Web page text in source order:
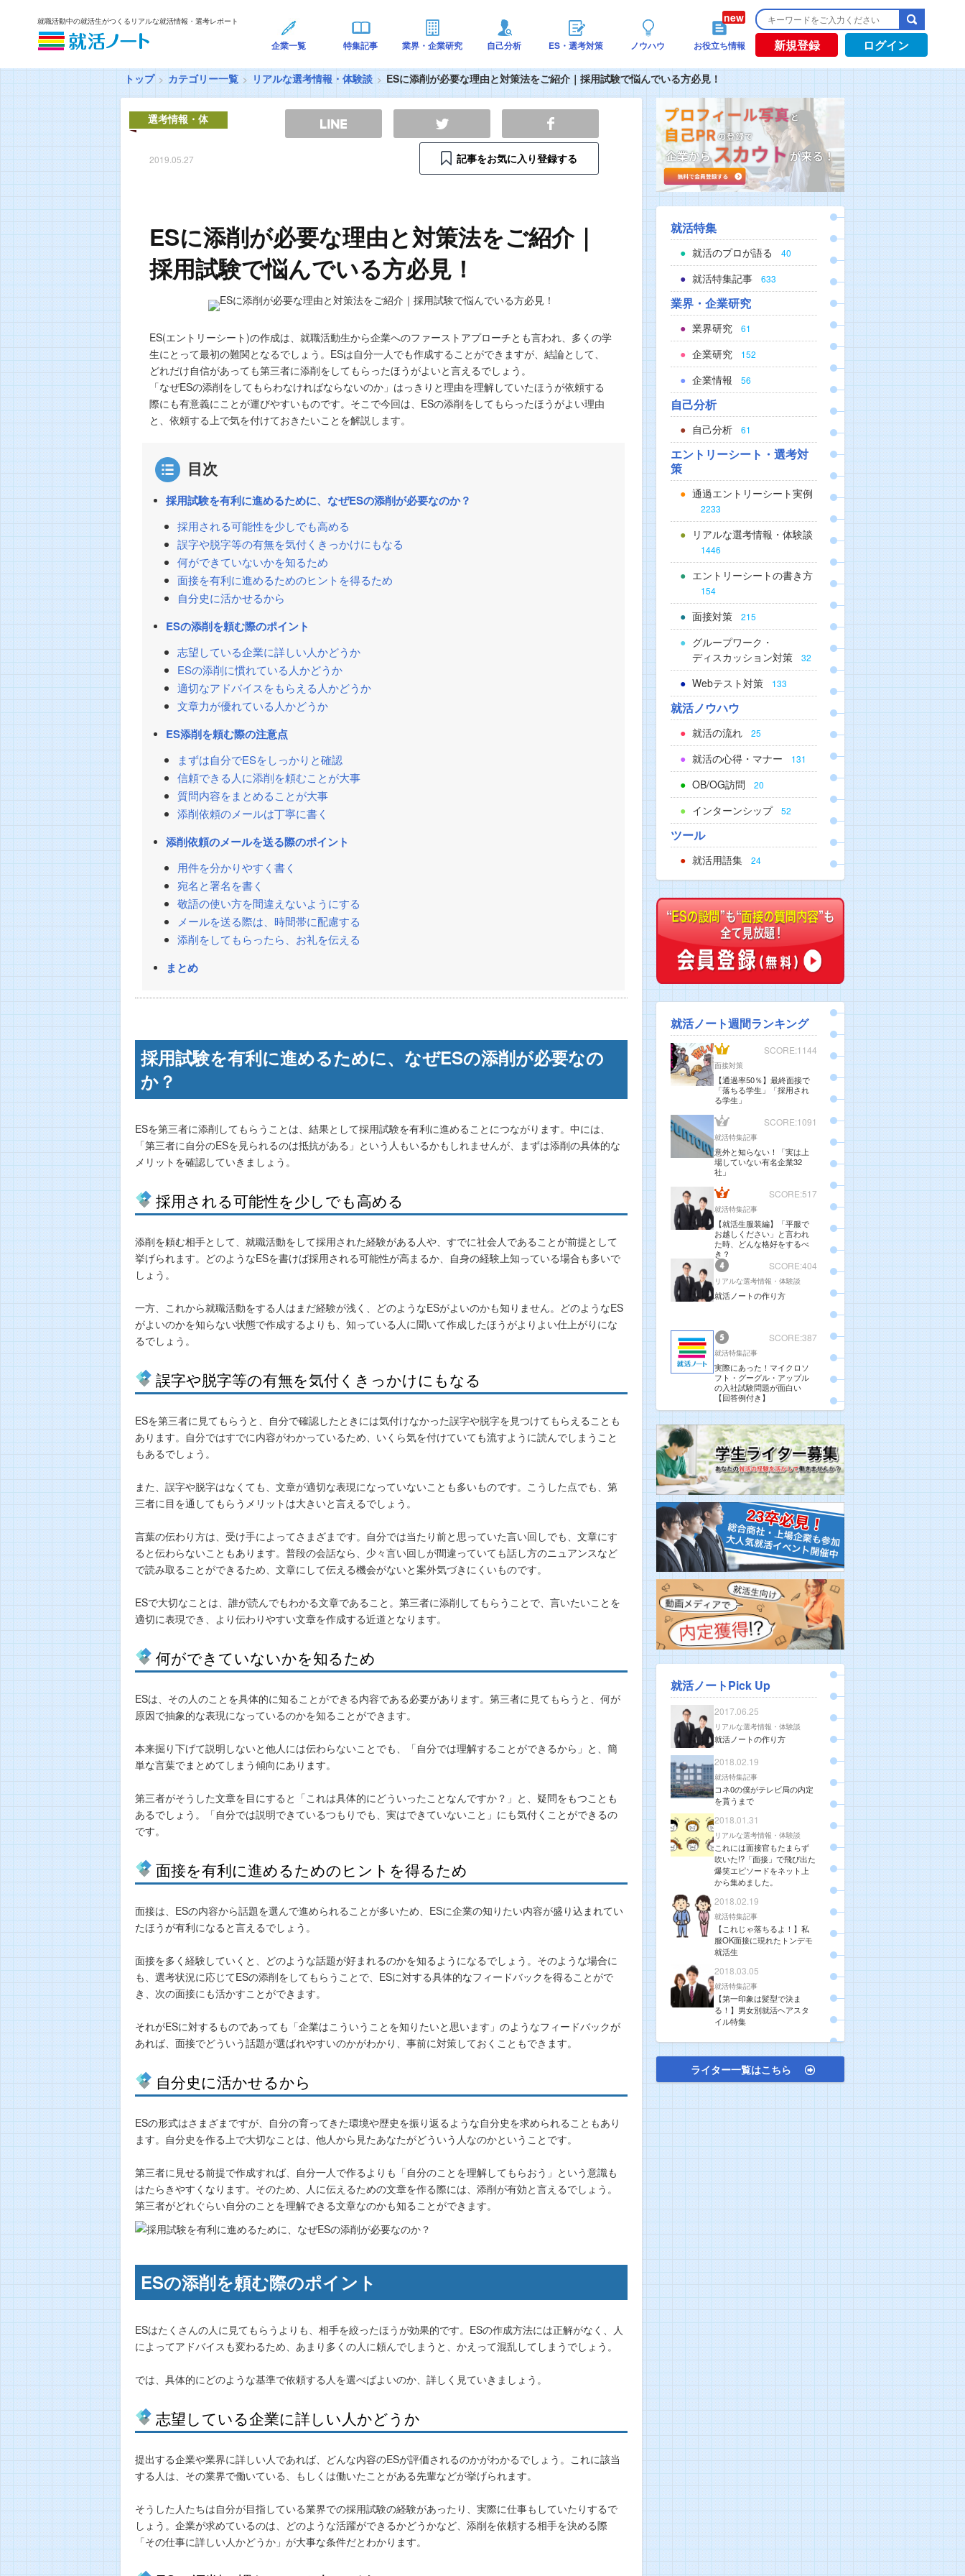
就職活動中の就活生がつくるリアルな就活情報・選考レポート
企業一覧 特集記事 業界・企業研究 自己分析 ES・選考対策 ノウハウ お役立ち情報 新規登録 ログイン
トップ カテゴリー一覧 リアルな選考情報・体験談 ESに添削が必要な理由と対策法をご紹介｜採用試験で悩んでいる方必見！
選考情報・体
2019.05.27 記事をお気に入り登録する
ESに添削が必要な理由と対策法をご紹介｜
採用試験で悩んでいる方必見！
ES(エントリーシート)の作成は、就職活動生から企業へのファーストアプローチとも言われ、多くの学
生にとって最初の難関となるでしょう。ESは自分一人でも作成することができますが、結論として、
どれだけ自信があっても第三者に添削をしてもらったほうがよいと言えるでしょう。
「なぜESの添削をしてもらわなければならないのか」はっきりと理由を理解していたほうが依頼する
際にも有意義にことが運びやすいものです。そこで今回は、ESの添削をしてもらったほうがよい理由
と、依頼する上で気を付けておきたいことを解説します。
目次
採用試験を有利に進めるために、なぜESの添削が必要なのか？
採用される可能性を少しでも高める
誤字や脱字等の有無を気付くきっかけにもなる
何ができていないかを知るため
面接を有利に進めるためのヒントを得るため
自分史に活かせるから
ESの添削を頼む際のポイント
志望している企業に詳しい人かどうか
ESの添削に慣れている人かどうか
適切なアドバイスをもらえる人かどうか
文章力が優れている人かどうか
ES添削を頼む際の注意点
まずは自分でESをしっかりと確認
信頼できる人に添削を頼むことが大事
質問内容をまとめることが大事
添削依頼のメールは丁寧に書く
添削依頼のメールを送る際のポイント
用件を分かりやすく書く
宛名と署名を書く
敬語の使い方を間違えないようにする
メールを送る際は、時間帯に配慮する
添削をしてもらったら、お礼を伝える
まとめ
採用試験を有利に進めるために、なぜESの添削が必要なの
か？
ESを第三者に添削してもらうことは、結果として採用試験を有利に進めることにつながります。中には、
「第三者に自分のESを見られるのは抵抗がある」という人もいるかもしれませんが、まずは添削の具体的な
メリットを確認していきましょう。
採用される可能性を少しでも高める
添削を頼む相手として、就職活動をして採用された経験がある人や、すでに社会人であることが前提として
挙げられます。どのようなESを書けば採用される可能性が高まるか、自身の経験上知っている場合も多いで
しょう。
一方、これから就職活動をする人はまだ経験が浅く、どのようなESがよいのかも知りません。どのようなES
がよいのかを知らない状態で作成するよりも、知っている人に聞いて作成したほうがよりよい仕上がりにな
るでしょう。
誤字や脱字等の有無を気付くきっかけにもなる
ESを第三者に見てもらうと、自分で確認したときには気付けなかった誤字や脱字を見つけてもらえることも
あります。自分ではすでに内容がわかっているため、いくら気を付けていても流すように読んでしまうこと
もあるでしょう。
また、誤字や脱字はなくても、文章が適切な表現になっていないことも多いものです。こうした点でも、第
三者に目を通してもらうメリットは大きいと言えるでしょう。
言葉の伝わり方は、受け手によってさまざまです。自分では当たり前と思っていた言い回しでも、文章にす
ると伝わらないこともあります。普段の会話なら、少々言い回しが間違っていても話し方のニュアンスなど
で読み取ることができるため、文章にして伝える機会がないと案外気づきにくいものです。
ESで大切なことは、誰が読んでもわかる文章であること。第三者に添削してもらうことで、言いたいことを
適切に表現でき、より伝わりやすい文章を作成する近道となります。
何ができていないかを知るため
ESは、その人のことを具体的に知ることができる内容である必要があります。第三者に見てもらうと、何が
原因で抽象的な表現になっているのかを知ることができます。
本来掘り下げて説明しないと他人には伝わらないことでも、「自分では理解することができるから」と、簡
単な言葉でまとめてしまう傾向にあります。
第三者がそうした文章を目にすると「これは具体的にどういったことなんですか？」と、疑問をもつことも
あるでしょう。「自分では説明できているつもりでも、実はできていないこと」にも気付くことができるの
です。
面接を有利に進めるためのヒントを得るため
面接は、ESの内容から話題を選んで進められることが多いため、ESに企業の知りたい内容が盛り込まれてい
たほうが有利になると言えるでしょう。
面接を多く経験していくと、どのような話題が好まれるのかを知るようになるでしょう。そのような場合に
も、選考状況に応じてESの添削をしてもらうことで、ESに対する具体的なフィードバックを得ることがで
き、次の面接にも活かすことができます。
それがESに対するものであっても「企業はこういうことを知りたいと思います」のようなフィードバックが
あれば、面接でどういう話題が選ばれやすいのかがわかり、事前に対策しておくこともできます。
自分史に活かせるから
ESの形式はさまざまですが、自分の育ってきた環境や歴史を振り返るような自分史を求められることもあり
ます。自分史を作る上で大切なことは、他人から見たあなたがどういう人なのかということです。
第三者に見せる前提で作成すれば、自分一人で作るよりも「自分のことを理解してもらおう」という意識も
はたらきやすくなります。そのため、人に伝えるための文章を作る際には、添削が有効と言えるでしょう。
第三者がどれぐらい自分のことを理解できる文章なのかも知ることができます。
ESの添削を頼む際のポイント
ESはたくさんの人に見てもらうよりも、相手を絞ったほうが効果的です。ESの作成方法には正解がなく、人
によってアドバイスも変わるため、あまり多くの人に頼んでしまうと、かえって混乱してしまうでしょう。
では、具体的にどのような基準で依頼する人を選べばよいのか、詳しく見ていきましょう。
志望している企業に詳しい人かどうか
提出する企業や業界に詳しい人であれば、どんな内容のESが評価されるのかがわかるでしょう。これに該当
する人は、その業界で働いている、もしくは働いたことがある先輩などが挙げられます。
そうした人たちは自分が目指している業界での採用試験の経験があったり、実際に仕事もしていたりするで
しょう。企業が求めているのは、どのような活躍ができるかどうかなど、添削を依頼する相手を決める際
「その仕事に詳しい人かどうか」が大事な条件だとわかります。
就活特集
就活のプロが語る 40
就活特集記事 633
業界・企業研究
業界研究 61
企業研究 152
企業情報 56
自己分析
自己分析 61
エントリーシート・選考対
策
通過エントリーシート実例
2233
リアルな選考情報・体験談
1446
エントリーシートの書き方
154
面接対策 215
グループワーク・
ディスカッション対策
32
Webテスト対策 133
就活ノウハウ
就活の流れ 25
就活の心得・マナー 131
OB/OG訪問 20
インターンシップ 52
ツール
就活用語集 24
就活ノート週間ランキング
SCORE:1144
面接対策
【通過率50％】最終面接で
「落ちる学生」「採用され
る学生」
SCORE:1091
就活特集記事
意外と知らない！「実は上
場していない有名企業32
社」
SCORE:517
就活特集記事
【就活生服装編】「平服で
お越しください」と言われ
た時、どんな格好をするべ
き？
SCORE:404
リアルな選考情報・体験談
就活ノートの作り方
SCORE:387
就活特集記事
実際にあった！マイクロソ
フト・グーグル・アップル
の入社試験問題が面白い
【回答例付き】
就活ノートPick Up
2017.06.25
リアルな選考情報・体験談
就活ノートの作り方
2018.02.19
就活特集記事
コネ0の僕がテレビ局の内定
を貰うまで
2018.01.31
リアルな選考情報・体験談
これには面接官もたまらず
吹いた!?「面接」で飛び出た
爆笑エピソードをネット上
から集めました。
2018.02.19
就活特集記事
【これじゃ落ちるよ！】私
服OK面接に現れたトンデモ
就活生
2018.03.05
就活特集記事
【第一印象は髪型で決ま
る！】男女別就活ヘアスタ
イル特集
ライター一覧はこちら